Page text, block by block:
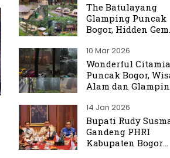
The Batulayang
Glamping Puncak
Bogor, Hidden Gem
yang Menenangkan
10 Mar 2026
Wonderful
Puncak Bogor,
Alam dan
14 Jan 2026
Bupati Rudy
Gandeng PHRI
Kabupaten Bogor